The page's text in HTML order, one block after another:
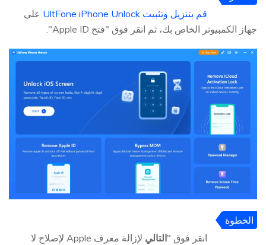
قم بتنزيل وتثبيت UltFone iPhone Unlock
على
جهاز الكمبيوتر الخاص بك، ثم انقر فوق "فتح Apple ID".
الخطوة
انقر فوق "التالي
لإزالة معرف Apple لإصلاح لا